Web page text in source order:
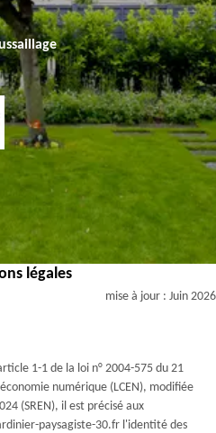
légales
mise à jour : Juin 2026
1-1 de la loi n° 2004-575 du 21
numérique (LCEN), modifiée
(SREN), il est précisé aux
paysagiste-30.fr l'identité des